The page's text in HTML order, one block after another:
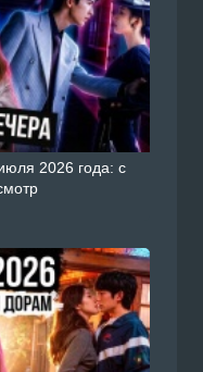
2026 года: с